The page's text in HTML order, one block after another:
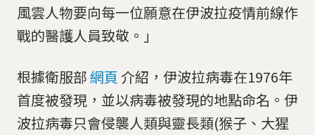
風雲人物要向每一位願意在伊波拉疫情前線作
戰的醫護人員致敬。」
根據衛服部網頁 介紹，伊波拉病毒在1976年
首度被發現，並以病毒被發現的地點命名。伊
波拉病毒只會侵襲人類與靈長類(猴子、大猩